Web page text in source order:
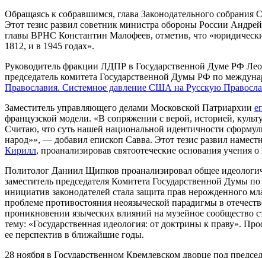
Обращаясь к собравшимся, глава Законодательного
Этот тезис развил советник министра обороны России
главы ВРНС Константин Малофеев, отметив, что
1812, и в 1945 годах».
Руководитель фракции ЛДПР в Государственной Думе РФ
председатель комитета Государственной Думы РФ по
Православия. Системное давление США на Русскую
Заместитель управляющего делами Московской Патриархии
французской модели. «В сопряжении с верой, историей,
Считаю, что суть нашей национальной идентичности
народ»», — добавил епископ Савва. Этот тезис развил
Кирилл, проанализировав святоотеческие основания учения
Политолог Даниил Щипков проанализировал общее
заместитель председателя Комитета Государственной
инициатив законодателей стала защита прав нерожденного
проблеме противостояния неоязыческой парадигмы в
проникновении языческих влияний на музейное сообщество
тему: «Государственная идеология: от доктрины к праву».
ее перспектив в ближайшие годы.
28 ноября в Государственном Кремлевском дворце под